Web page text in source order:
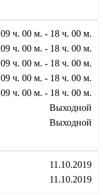
09 ч. 00 м. - 18 ч. 00 м.
09 ч. 00 м. - 18 ч. 00 м.
09 ч. 00 м. - 18 ч. 00 м.
09 ч. 00 м. - 18 ч. 00 м.
09 ч. 00 м. - 18 ч. 00 м.
Выходной
Выходной
11.10.2019
11.10.2019